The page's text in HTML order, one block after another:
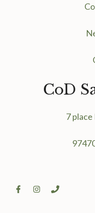
CoD
7 place